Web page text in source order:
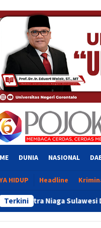
DUNIA NASIONAL
HIDUP Headline
TerkiniDorong